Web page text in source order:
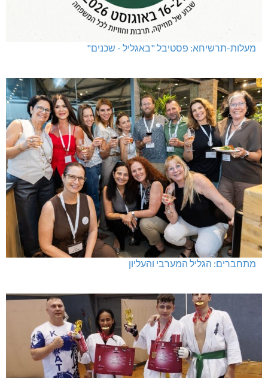
מעלות-תרשיחא: פסטיבל "באגליל - שכנים"
מתחברים: הגליל המערבי והעליון